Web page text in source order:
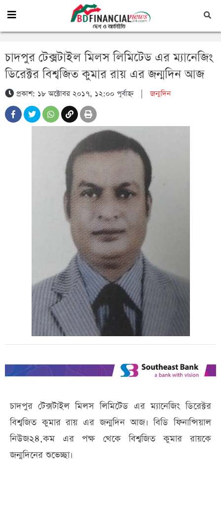
চাদপুর টেক্সটাইল মিলস লিমিটেড এর ম্যানেজিং
ডিরেক্টর বিশ্বজিত কুমার রায় এর জন্মদিন আজ
প্রকাশ: ১৮ অক্টোবর ২০১৭, ১২:০০ পূর্বাহ্ন|জন্মদিন
চাদপুর টেক্সটাইল মিলস লিমিটেড এর ম্যানেজিং ডিরেক্টর
বিশ্বজিত কুমার রায় এর জন্মদিন আজ। বিডি ফিনান্সিয়াল
নিউজ২৪.কম এর পক্ষ থেকে বিশ্বজিত কুমার রায়কে
জন্মদিনের শুভেচ্ছা।